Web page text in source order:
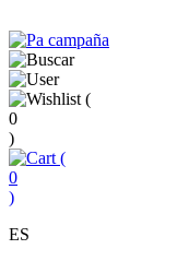
(
0
)
(
0
)
ES